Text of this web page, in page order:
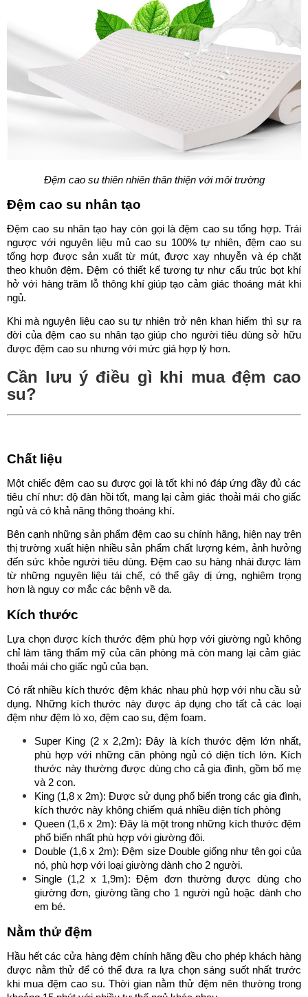
Đệm cao su thiên nhiên thân thiện với môi trường
Đệm cao su nhân tạo
Đệm cao su nhân tạo hay còn gọi là đệm cao su tổng hợp. Trái
ngược với nguyên liệu mủ cao su 100% tự nhiên, đệm cao su
tổng hợp được sản xuất từ mút, được xay nhuyễn và ép chặt
theo khuôn đệm. Đệm có thiết kế tương tự như cấu trúc bọt khí
hở với hàng trăm lỗ thông khí giúp tạo cảm giác thoáng mát khi
ngủ.
Khi mà nguyên liệu cao su tự nhiên trở nên khan hiếm thì sự ra
đời của đệm cao su nhân tạo giúp cho người tiêu dùng sở hữu
được đệm cao su nhưng với mức giá hợp lý hơn.
Cần lưu ý điều gì khi mua đệm cao
su?
Chất liệu
Một chiếc đệm cao su được gọi là tốt khi nó đáp ứng đầy đủ các
tiêu chí như: độ đàn hồi tốt, mang lại cảm giác thoải mái cho giấc
ngủ và có khả năng thông thoáng khí.
Bên cạnh những sản phẩm đệm cao su chính hãng, hiện nay trên
thị trường xuất hiện nhiều sản phẩm chất lượng kém, ảnh hưởng
đến sức khỏe người tiêu dùng. Đệm cao su hàng nhái được làm
từ những nguyên liệu tái chế, có thể gây dị ứng, nghiêm trọng
hơn là nguy cơ mắc các bệnh về da.
Kích thước
Lựa chọn được kích thước đệm phù hợp với giường ngủ không
chỉ làm tăng thẩm mỹ của căn phòng mà còn mang lại cảm giác
thoải mái cho giấc ngủ của bạn.
Có rất nhiều kích thước đệm khác nhau phù hợp với nhu cầu sử
dụng. Những kích thước này được áp dụng cho tất cả các loại
đệm như đệm lò xo, đệm cao su, đệm foam.
Super King (2 x 2,2m): Đây là kích thước đệm lớn nhất,
phù hợp với những căn phòng ngủ có diện tích lớn. Kích
thước này thường được dùng cho cả gia đình, gồm bố mẹ
và 2 con.
King (1,8 x 2m): Được sử dụng phổ biến trong các gia đình,
kích thước này không chiếm quá nhiều diện tích phòng
Queen (1,6 x 2m): Đây là một trong những kích thước đệm
phổ biến nhất phù hợp với giường đôi.
Double (1,6 x 2m): Đệm size Double giống như tên gọi của
nó, phù hợp với loại giường dành cho 2 người.
Single (1,2 x 1,9m): Đệm đơn thường được dùng cho
giường đơn, giường tầng cho 1 người ngủ hoặc dành cho
em bé.
Nằm thử đệm
Hầu hết các cửa hàng đệm chính hãng đều cho phép khách hàng
được nằm thử để có thể đưa ra lựa chọn sáng suốt nhất trước
khi mua đệm cao su. Thời gian nằm thử đệm nên thường trong